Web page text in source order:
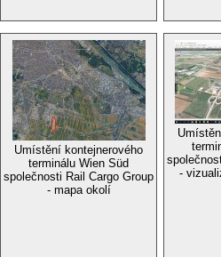
Umístění kontejnerového
terminálu Wien Süd
společnosti Rail Cargo Group
- mapa okolí
-